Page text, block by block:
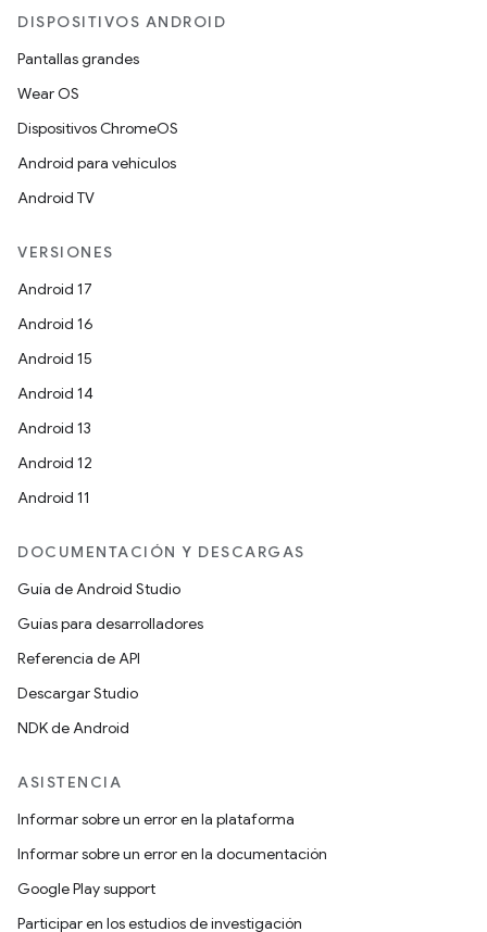
DISPOSITIVOS ANDROID
Pantallas grandes
Wear OS
Dispositivos ChromeOS
Android para vehículos
Android TV
VERSIONES
Android 17
Android 16
Android 15
Android 14
Android 13
Android 12
Android 11
DOCUMENTACIÓN Y DESCARGAS
Guía de Android Studio
Guías para desarrolladores
Referencia de API
Descargar Studio
NDK de Android
ASISTENCIA
Informar sobre un error en la plataforma
Informar sobre un error en la documentación
Google Play support
Participar en los estudios de investigación